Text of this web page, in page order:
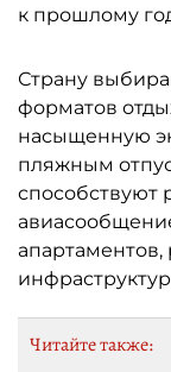
к прошлому
Страну
форматов
насыщенную
пляжным
способствуют
апартаментов,
Читайте также: